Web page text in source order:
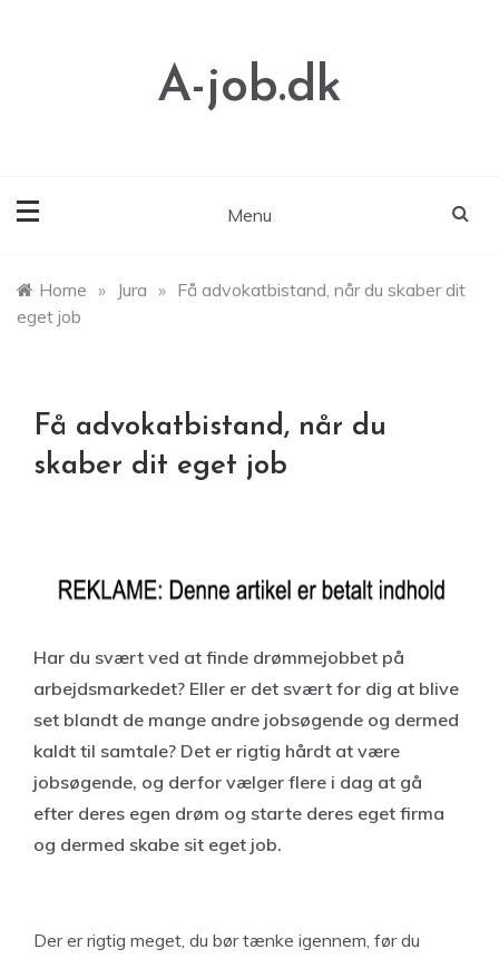
A-job.dk
Menu
Home » Jura » Få advokatbistand, når du skaber dit
eget job
Få advokatbistand, når du
skaber dit eget job
Har du svært ved at finde drømmejobbet på
arbejdsmarkedet? Eller er det svært for dig at blive
set blandt de mange andre jobsøgende og dermed
kaldt til samtale? Det er rigtig hårdt at være
jobsøgende, og derfor vælger flere i dag at gå
efter deres egen drøm og starte deres eget firma
og dermed skabe sit eget job.
Der er rigtig meget, du bør tænke igennem, før du